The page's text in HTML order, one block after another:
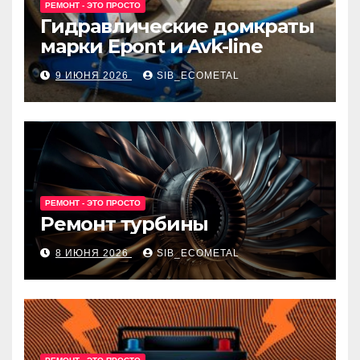
РЕМОНТ - ЭТО ПРОСТО
Гидравлические домкраты
марки Epont и Avk-line
9 ИЮНЯ 2026 SIB_ECOMETAL
РЕМОНТ - ЭТО ПРОСТО
Ремонт турбины
8 ИЮНЯ 2026 SIB_ECOMETAL